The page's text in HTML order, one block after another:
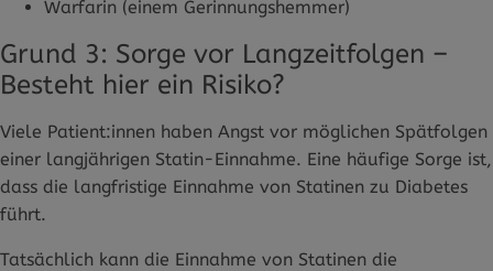
Warfarin (einem Gerinnungshemmer)
Grund 3: Sorge vor Langzeitfolgen –
Besteht hier ein Risiko?
Viele Patient:innen haben Angst vor möglichen Spätfolgen
einer langjährigen Statin-Einnahme. Eine häufige Sorge ist,
dass die langfristige Einnahme von Statinen zu Diabetes
führt.
Tatsächlich kann die Einnahme von Statinen die